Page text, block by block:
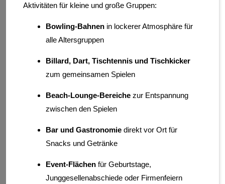
Aktivitäten für kleine und große Gruppen:
Bowling-Bahnen in lockerer Atmosphäre für
alle Altersgruppen
Billard, Dart, Tischtennis und Tischkicker
zum gemeinsamen Spielen
Beach-Lounge-Bereiche zur Entspannung
zwischen den Spielen
Bar und Gastronomie direkt vor Ort für
Snacks und Getränke
Event-Flächen für Geburtstage,
Junggesellenabschiede oder Firmenfeiern